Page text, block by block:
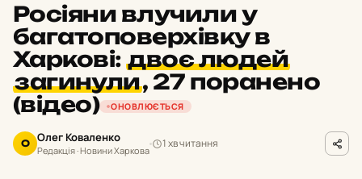
Росіяни влучили у
багатоповерхівку в
Харкові:двоє людей
загинули, 27 поранено
(відео)
ОНОВЛЮЄТЬСЯ
О Олег Коваленко
Редакція · Новини Харкова
1 хв читання